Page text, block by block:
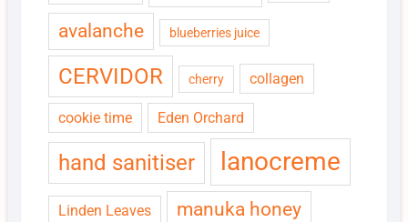
avalanche blueberries juice
CERVIDOR cherry collagen
cookie time Eden Orchard
hand sanitiser lanocreme
Linden Leaves manuka honey